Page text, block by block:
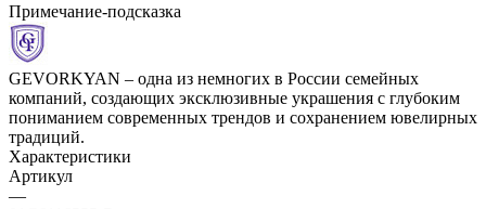
Примечание-подсказка
GEVORKYAN – одна из немногих в России семейных
компаний, создающих эксклюзивные украшения с глубоким
пониманием современных трендов и сохранением ювелирных
традиций.
Характеристики
Артикул
—